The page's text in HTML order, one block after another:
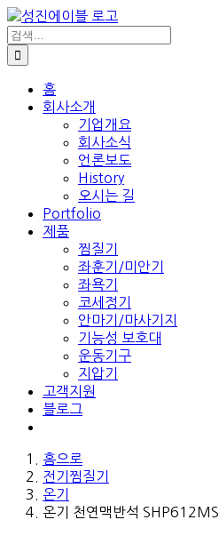
콘
텐
츠
로
검
색:
홈
회사소개
기업개요
회사소식
언론보도
History
오시는 길
Portfolio
제품
찜질기
좌훈기/미안기
좌욕기
코세정기
안마기/마사기지
기능성 보호대
운동기구
지압기
고객지원
블로그
홈으로
전기찜질기
온기
온기 천연맥반석 SHP612MS